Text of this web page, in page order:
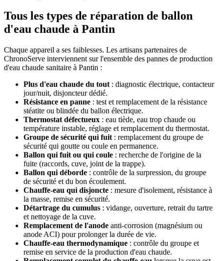
Tous les types de réparation de ballon
d'eau chaude à Pantin
Chaque appareil a ses faiblesses. Les artisans partenaires de
ChronoServe interviennent sur l'ensemble des pannes de production
d'eau chaude sanitaire à Pantin :
Plus d'eau chaude du tout : diagnostic électrique, contacteur
jour/nuit, disjoncteur dédié.
Résistance en panne : test et remplacement de la résistance
stéatite ou blindée du ballon électrique.
Thermostat défectueux : eau tiède, eau trop chaude ou
température instable, réglage et remplacement du thermostat.
Groupe de sécurité qui fuit : remplacement du groupe de
sécurité qui goutte ou coule en permanence.
Ballon qui fuit ou qui coule : recherche de l'origine de la
fuite (raccords, cuve, joint de la trappe).
Ballon qui déborde : contrôle de la surpression, du groupe
de sécurité et du bon écoulement.
Chauffe-eau qui disjoncte : mesure d'isolement, résistance à
la masse, remise en sécurité.
Détartrage du cumulus : vidange, ouverture, retrait du tartre
et nettoyage de la cuve.
Remplacement de l'anode anti-corrosion (magnésium ou
anode ACI) pour prolonger la durée de vie.
Chauffe-eau thermodynamique : contrôle du groupe et
remise en service de la production d'eau chaude.